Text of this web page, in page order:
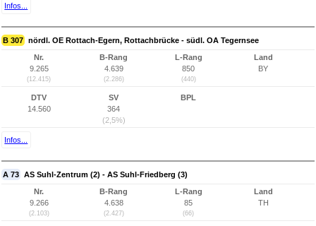
Infos...
B 307 nördl. OE Rottach-Egern, Rottachbrücke - südl. OA Tegernsee
Nr.
9.265
(12.415)
B-Rang
4.639
(2.286)
L-Rang
850
(440)
Land
BY
DTV
14.560
SV
364
(2,5%)
BPL
Infos...
A 73 AS Suhl-Zentrum (2) - AS Suhl-Friedberg (3)
Nr.
9.266
(2.103)
B-Rang
4.638
(2.427)
L-Rang
85
(66)
Land
TH